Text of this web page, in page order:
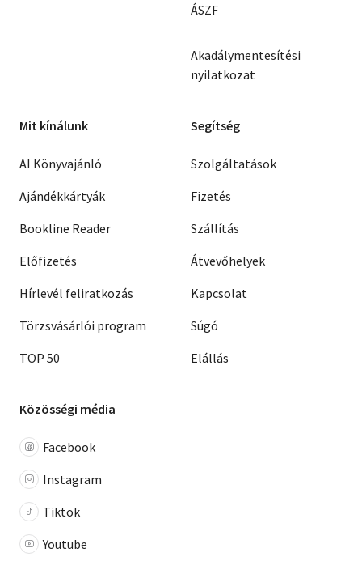
ÁSZF
Akadálymentesítési
nyilatkozat
Mit kínálunk
AI Könyvajánló
Ajándékkártyák
Bookline Reader
Előfizetés
Hírlevél feliratkozás
Törzsvásárlói program
TOP 50
Segítség
Szolgáltatások
Fizetés
Szállítás
Átvevőhelyek
Kapcsolat
Súgó
Elállás
Közösségi média
Facebook
Instagram
Tiktok
Youtube